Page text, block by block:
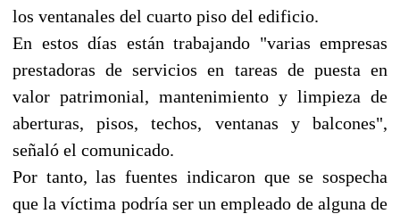
los ventanales del cuarto piso del edificio.
En estos días están trabajando "varias empresas
prestadoras de servicios en tareas de puesta en
valor patrimonial, mantenimiento y limpieza de
aberturas, pisos, techos, ventanas y balcones",
señaló el comunicado.
Por tanto, las fuentes indicaron que se sospecha
que la víctima podría ser un empleado de alguna de